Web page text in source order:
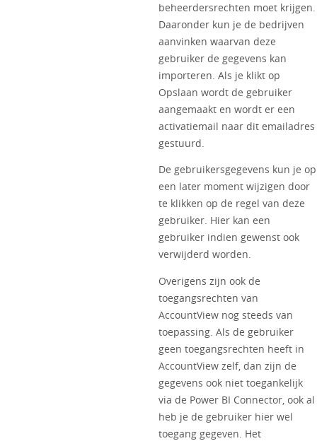
beheerdersrechten moet krijgen.
Daaronder kun je de bedrijven
aanvinken waarvan deze
gebruiker de gegevens kan
importeren. Als je klikt op
Opslaan wordt de gebruiker
aangemaakt en wordt er een
activatiemail naar dit emailadres
gestuurd.
De gebruikersgegevens kun je op
een later moment wijzigen door
te klikken op de regel van deze
gebruiker. Hier kan een
gebruiker indien gewenst ook
verwijderd worden.
Overigens zijn ook de
toegangsrechten van
AccountView nog steeds van
toepassing. Als de gebruiker
geen toegangsrechten heeft in
AccountView zelf, dan zijn de
gegevens ook niet toegankelijk
via de Power BI Connector, ook al
heb je de gebruiker hier wel
toegang gegeven. Het